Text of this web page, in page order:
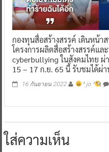
กองทุนสื่อสร้างสรรค์ เดินหน้า
โครงการผลิตสื่อสร้างสรรค์แล
cyberbullying ในสังคมไทย
15 – 17 ก.ย. 65 นี้ รับชมได้ผ่
16 กันยายน 2022 ^ jo ^
ใส่ความเห็น